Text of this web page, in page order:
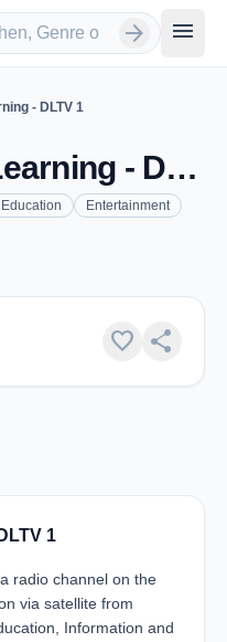
arrow_forward menu
- DLTV 1
Distance Learning - DLTV 1 - Bangkok
Education
Entertainment
favorite share
1
radio channel on the
via satellite from
Information and